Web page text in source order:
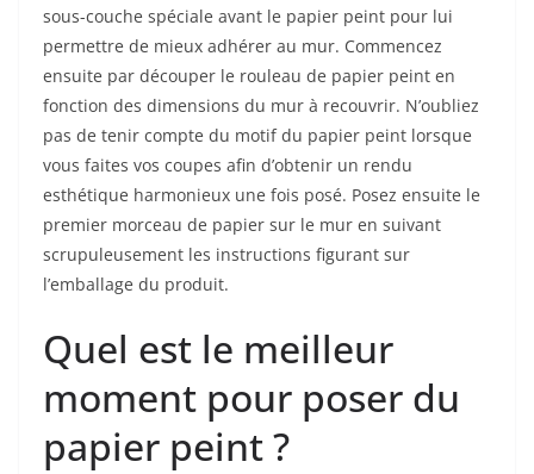
sous-couche spéciale avant le papier peint pour lui
permettre de mieux adhérer au mur. Commencez
ensuite par découper le rouleau de papier peint en
fonction des dimensions du mur à recouvrir. N’oubliez
pas de tenir compte du motif du papier peint lorsque
vous faites vos coupes afin d’obtenir un rendu
esthétique harmonieux une fois posé. Posez ensuite le
premier morceau de papier sur le mur en suivant
scrupuleusement les instructions figurant sur
l’emballage du produit.
Quel est le meilleur
moment pour poser du
papier peint ?